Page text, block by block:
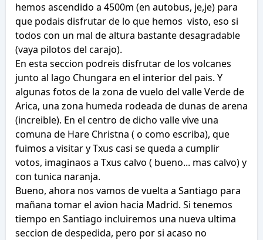
hemos ascendido a 4500m (en autobus, je,je) para
que podais disfrutar de lo que hemos visto, eso si
todos con un mal de altura bastante desagradable
(vaya pilotos del carajo).
En esta seccion podreis disfrutar de los volcanes
junto al lago Chungara en el interior del pais. Y
algunas fotos de la zona de vuelo del valle Verde de
Arica, una zona humeda rodeada de dunas de arena
(increible). En el centro de dicho valle vive una
comuna de Hare Christna ( o como escriba), que
fuimos a visitar y Txus casi se queda a cumplir
votos, imaginaos a Txus calvo ( bueno... mas calvo) y
con tunica naranja.
Bueno, ahora nos vamos de vuelta a Santiago para
mañana tomar el avion hacia Madrid. Si tenemos
tiempo en Santiago incluiremos una nueva ultima
seccion de despedida, pero por si acaso no